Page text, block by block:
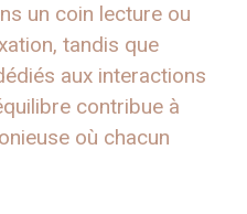
un coin lecture ou
tandis que
aux interactions
contribue à
où chacun